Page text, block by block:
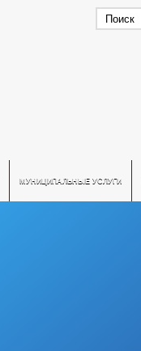
МУНИЦИПАЛЬНЫЕ УСЛУГИ